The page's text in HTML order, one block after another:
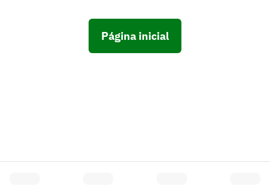
Página inicial